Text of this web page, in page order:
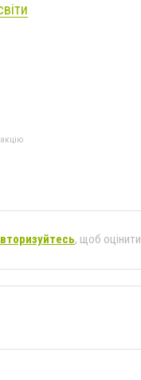
, щоб оцінити